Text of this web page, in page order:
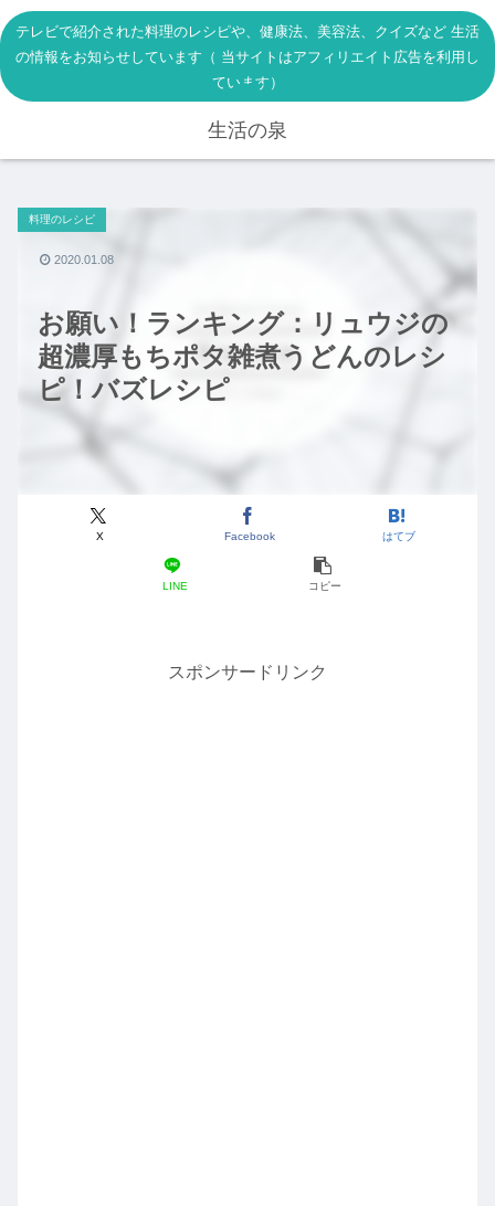
テレビで紹介された料理のレシピや、健康法、美容法、クイズなど 生活
の情報をお知らせしています（ 当サイトはアフィリエイト広告を利用し
ています）
生活の泉
お願い！ランキング：リュウジの
超濃厚もちポタ雑煮うどんのレシ
ピ！バズレシピ
料理のレシピ
X Facebook はてブ
LINE コピー
2020.01.08
スポンサードリンク